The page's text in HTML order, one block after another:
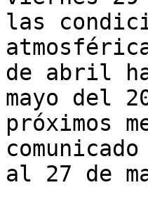
las
de abril
mayo del
próximos
al 27 de